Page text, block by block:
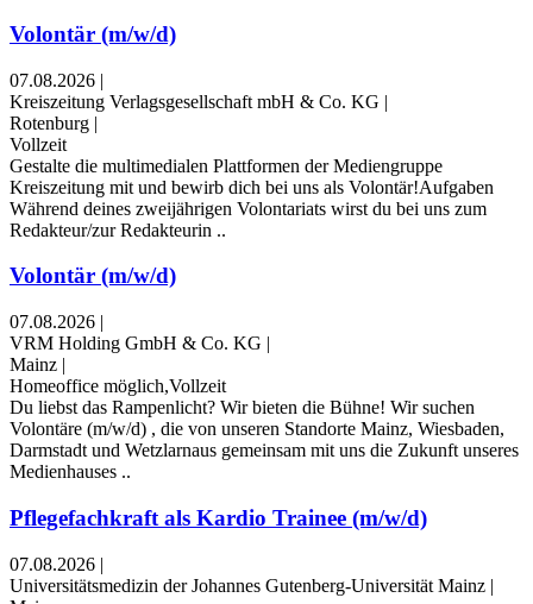
Volontär (m/w/d)
07.08.2026 |
Kreiszeitung Verlagsgesellschaft mbH & Co. KG |
Rotenburg |
Vollzeit
Gestalte die multimedialen Plattformen der Mediengruppe
Kreiszeitung mit und bewirb dich bei uns als Volontär!Aufgaben
Während deines zweijährigen Volontariats wirst du bei uns zum
Redakteur/zur Redakteurin ..
Volontär (m/w/d)
07.08.2026 |
VRM Holding GmbH & Co. KG |
Mainz |
Homeoffice möglich,Vollzeit
Du liebst das Rampenlicht? Wir bieten die Bühne! Wir suchen
Volontäre (m/w/d) , die von unseren Standorte Mainz, Wiesbaden,
Darmstadt und Wetzlarnaus gemeinsam mit uns die Zukunft unseres
Medienhauses ..
Pflegefachkraft als Kardio Trainee (m/w/d)
07.08.2026 |
Universitätsmedizin der Johannes Gutenberg-Universität Mainz |